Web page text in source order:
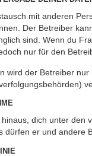
mit anderen
Der Betreiber
sind. Wenn du
nur für den
wird der Betreiber
dich unter
dürfen er und andere